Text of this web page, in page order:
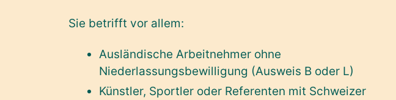
Sie betrifft vor allem:
Ausländische Arbeitnehmer ohne
Niederlassungsbewilligung (Ausweis B oder L)
Künstler, Sportler oder Referenten mit Schweizer